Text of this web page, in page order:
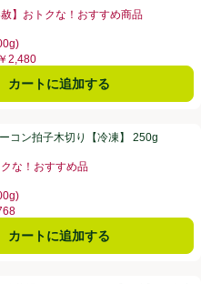
赦】おトクな！おすすめ商品
2,480
カートに追加する
凍】 250g
コン拍子木切り【冷凍】 250g
クな！おすすめ品
カートに追加する